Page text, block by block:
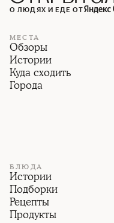
О ЛЮДЯХ И ЕДЕ ОТ
МЕСТА
Обзоры
Истории
Куда сходить
Города
БЛЮДА
Истории
Подборки
Рецепты
Продукты